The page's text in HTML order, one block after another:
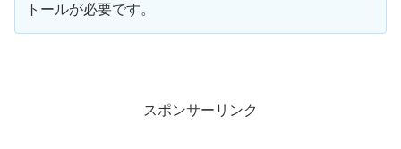
トールが必要です。
スポンサーリンク